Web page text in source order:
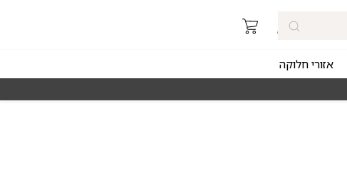
אזורי חלוקה